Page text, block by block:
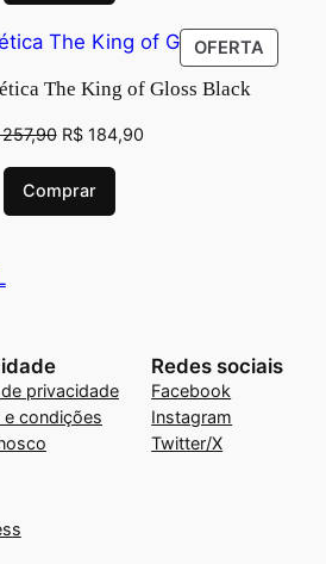
OFERTA
The King of Gloss Black
R$184,90
Comprar
privacidade
e condições
Redes sociais
Facebook
Instagram
Twitter/X